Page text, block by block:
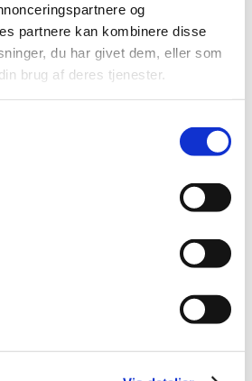
og
partnere kan kombinere disse
du har givet dem, eller som
brug af deres tjenester.